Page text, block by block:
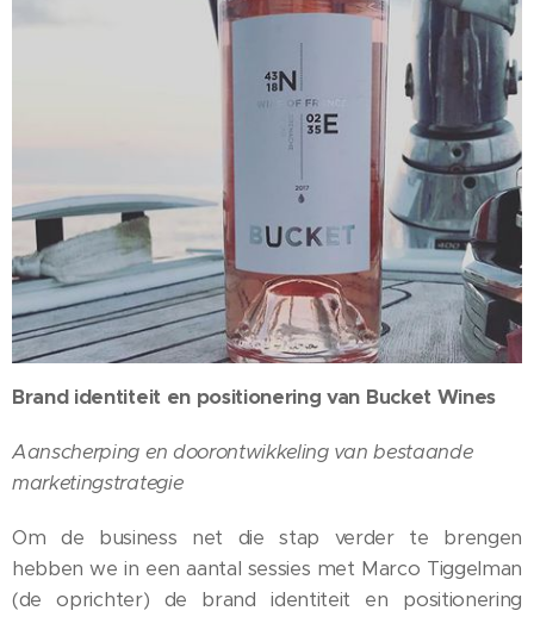
Brand identiteit en positionering van Bucket Wines
Aanscherping en doorontwikkeling van bestaande
marketingstrategie
Om de business net die stap verder te brengen
hebben we in een aantal sessies met Marco Tiggelman
(de oprichter) de brand identiteit en positionering